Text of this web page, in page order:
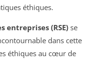
éthiques.
entreprises (RSE) se
dans cette
éthiques au cœur de